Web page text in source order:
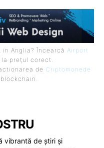
Anglia? Încearcă Airport
la prețul corect.
de Criptomonede
vibrantă de știri și